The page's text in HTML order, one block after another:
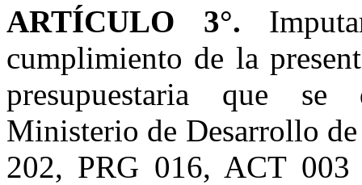
ARTÍCULO 3°.
cumplimiento de la
presupuestaria que se
Ministerio de Desarrollo
202, PRG 016, ACT